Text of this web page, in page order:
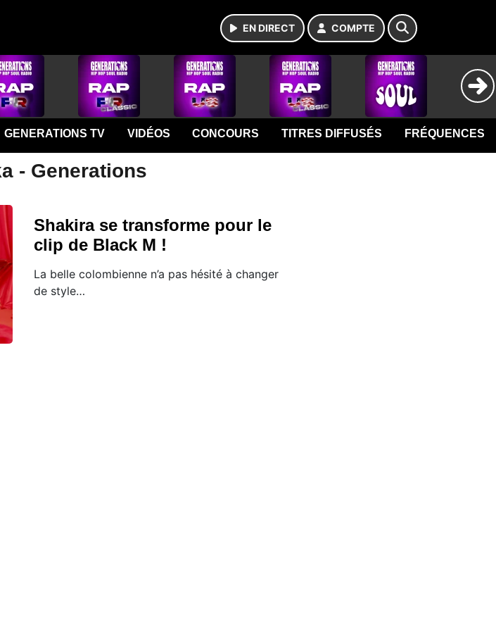
EN DIRECT COMPTE
GENERATIONS TV VIDÉOS CONCOURS TITRES DIFFUSÉS FRÉQUENCES
- Generations
Shakira se transforme pour le
clip de Black M !
La belle colombienne n’a pas hésité à changer
de style…